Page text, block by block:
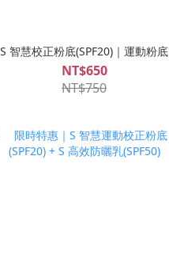
S 智慧校正粉底(SPF20)｜運動粉底
NT$650
NT$750